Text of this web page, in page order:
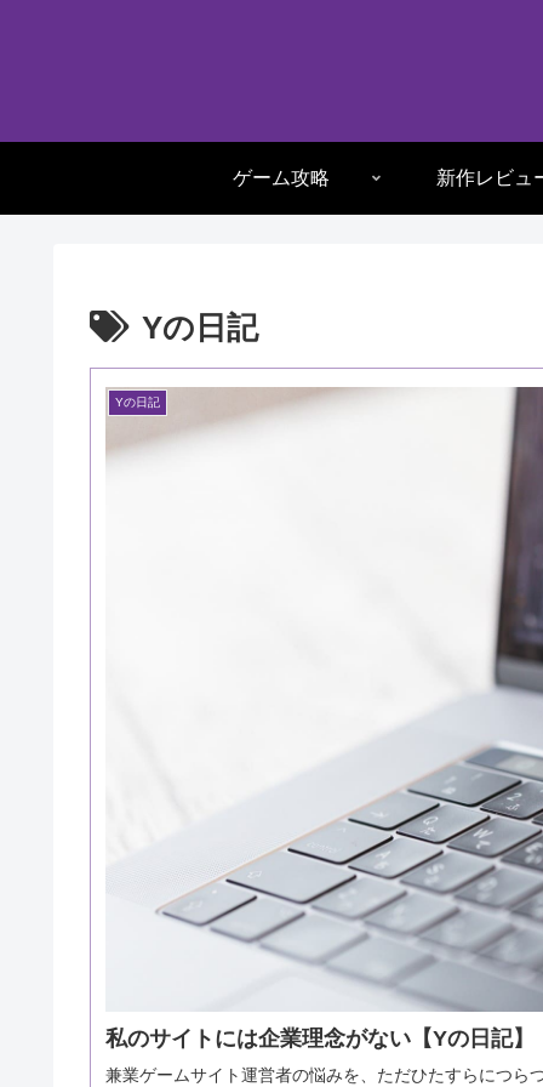
ゲーム攻略 新作レビュ
Yの日記
Yの日記
私のサイトには企業理念がない【Yの日記】
兼業ゲームサイト運営者の悩みを、ただひたすらにつら